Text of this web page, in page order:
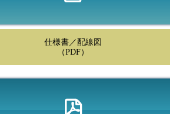
仕様書／配線図
（PDF）